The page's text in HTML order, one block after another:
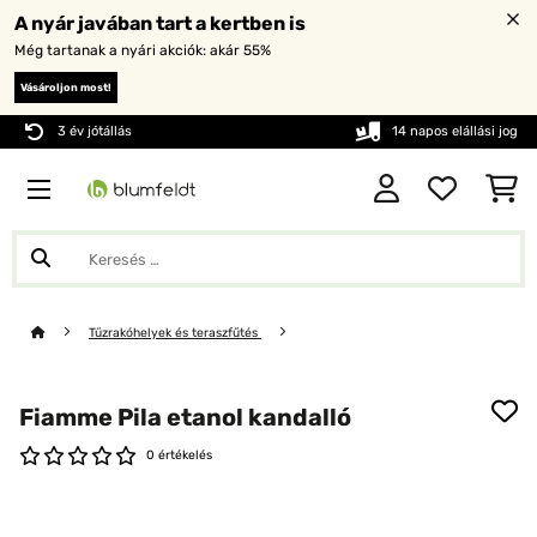
A nyár javában tart a kertben is
Még tartanak a nyári akciók: akár 55%
Vásároljon most!
3 év jótállás 14 napos elállási jog
Tűzrakóhelyek és teraszfűtés
Fiamme Pila etanol kandalló
0 értékelés